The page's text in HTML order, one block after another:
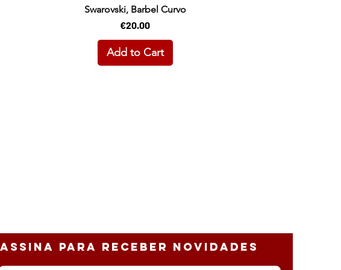
Swarovski, Barbel Curvo
Price
€20.00
Add to Cart
ASSINa PARA RECEBER NOVIDADES